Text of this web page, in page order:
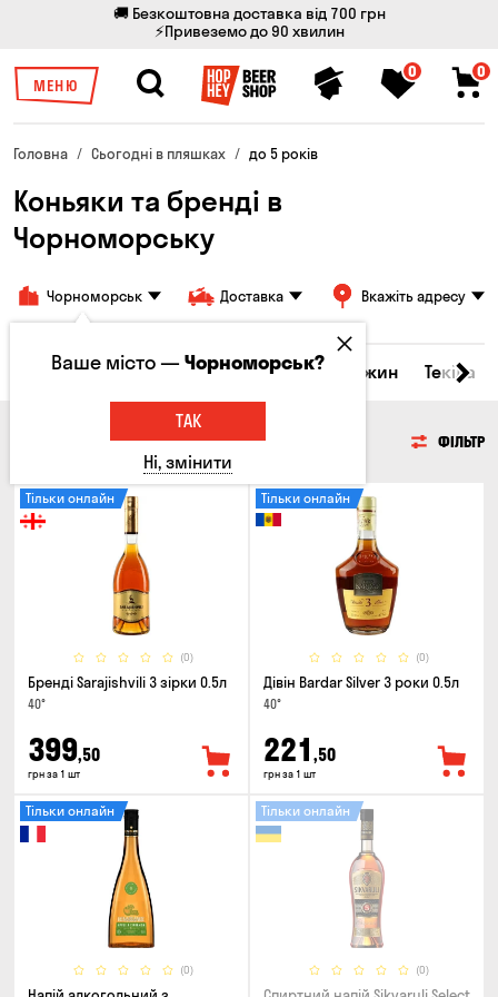
🚚 Безкоштовна доставка від 700 грн
⚡Привеземо до 90 хвилин
МЕНЮ
0 0
Головна Сьогодні в пляшках до 5 років
Коньяки та бренді в
Чорноморську
Чорноморськ Доставка Вкажіть адресу
та настоянки Коньяки та бренді Джин Текіла
КОНЬЯКИ ТА БРЕНДІ ФІЛЬТР
(0)
Тільки онлайн
Бренді Sarajishvili 3 зірки 0.5л
40°
399,50
грн за 1 шт
(0)
Тільки онлайн
Дівін Bardar Silver 3 роки 0.5л
40°
221 ,50
грн за 1 шт
(0)
Тільки онлайн
(0)
Тільки онлайн
Ваше місто —Чорноморськ?
ТАК
Ні, змінити